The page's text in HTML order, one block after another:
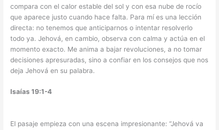
compara con el calor estable del sol y con esa nube de rocío
que aparece justo cuando hace falta. Para mí es una lección
directa: no tenemos que anticiparnos o intentar resolverlo
todo ya. Jehová, en cambio, observa con calma y actúa en el
momento exacto. Me anima a bajar revoluciones, a no tomar
decisiones apresuradas, sino a confiar en los consejos que nos
deja Jehová en su palabra.
Isaías 19:1-4
El pasaje empieza con una escena impresionante: “Jehová va